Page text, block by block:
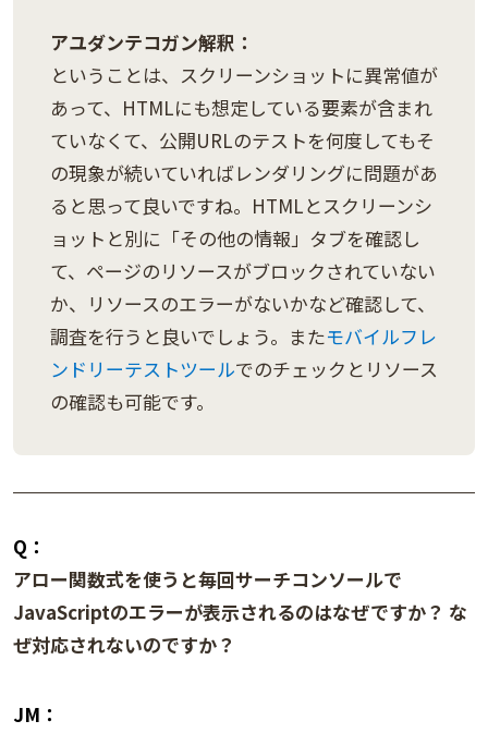
アユダンテコガン解釈：
ということは、スクリーンショットに異常値が
あって、HTMLにも想定している要素が含まれ
ていなくて、公開URLのテストを何度してもそ
の現象が続いていればレンダリングに問題があ
ると思って良いですね。HTMLとスクリーンシ
ョットと別に「その他の情報」タブを確認し
て、ページのリソースがブロックされていない
か、リソースのエラーがないかなど確認して、
調査を行うと良いでしょう。またモバイルフレ
ンドリーテストツールでのチェックとリソース
の確認も可能です。
Q：
アロー関数式を使うと毎回サーチコンソールで
JavaScriptのエラーが表示されるのはなぜですか？ な
ぜ対応されないのですか？
JM：